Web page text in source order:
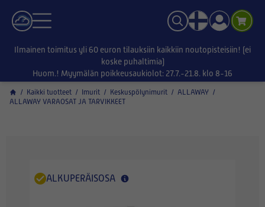
Ilmainen toimitus yli 60 euron tilauksiin kaikkiin noutopisteisiin! (ei
koske puhaltimia)
Huom.! Myymälän poikkeusaukiolot: 27.7.-21.8. klo 8-16
/ Kaikki tuotteet / Imurit / Keskuspölynimurit / ALLAWAY /
ALLAWAY VARAOSAT JA TARVIKKEET
ALKUPERÄISOSA